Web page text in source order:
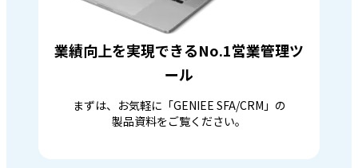
業績向上を実現できるNo.1営業管理ツ
ール
まずは、お気軽に「GENIEE SFA/CRM」の
製品資料をご覧ください。